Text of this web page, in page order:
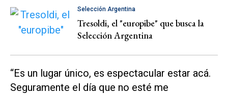
Selección Argentina
Tresoldi, el "europibe" que busca la
Selección Argentina
“Es un lugar único, es espectacular estar acá.
Seguramente el día que no esté me